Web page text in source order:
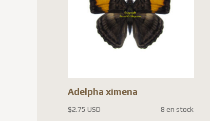
Adelpha ximena
$2.75 USD 8 en stock